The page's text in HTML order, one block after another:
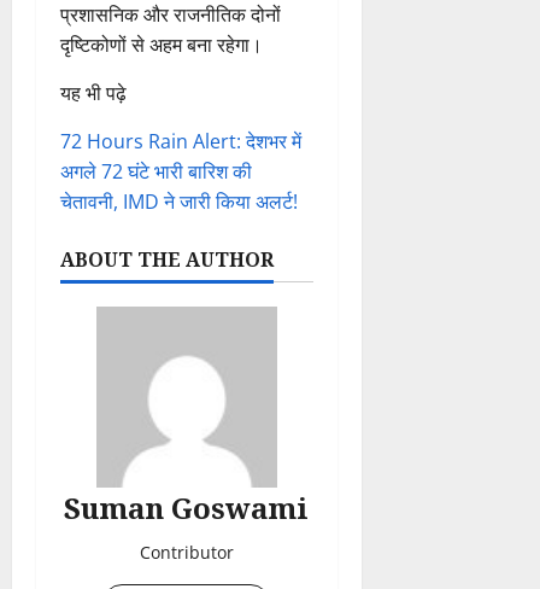
प्रशासनिक और राजनीतिक दोनों
दृष्टिकोणों से अहम बना रहेगा।
यह भी पढ़े
72 Hours Rain Alert: देशभर में
अगले 72 घंटे भारी बारिश की
चेतावनी, IMD ने जारी किया अलर्ट!
ABOUT THE AUTHOR
Suman Goswami
Contributor